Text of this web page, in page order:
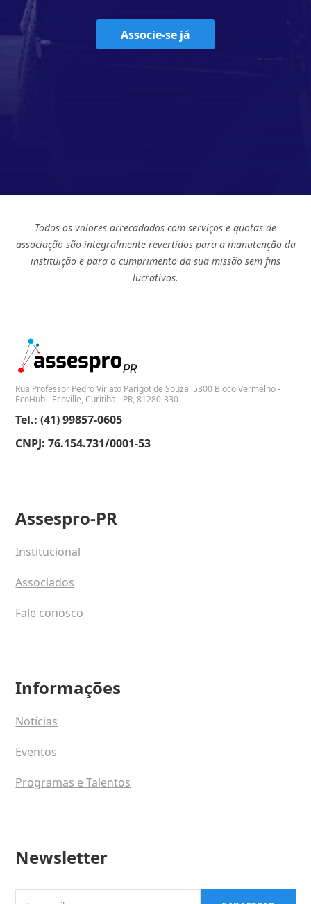
Associe-se já
Todos os valores arrecadados com serviços e quotas de
associação são integralmente revertidos para a manutenção da
instituição e para o cumprimento da sua missão sem fins
lucrativos.
Rua Professor Pedro Viriato Parigot de Souza, 5300 Bloco Vermelho -
EcoHub - Ecoville, Curitiba - PR, 81280-330
Tel.: (41) 99857-0605
CNPJ: 76.154.731/0001-53
Assespro-PR
Institucional
Associados
Fale conosco
Informações
Notícias
Eventos
Programas e Talentos
Newsletter